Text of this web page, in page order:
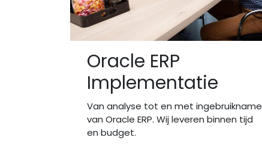
Oracle ERP
Implementatie
Van analyse tot en met ingebruikname
van Oracle ERP. Wij leveren binnen tijd
en budget.